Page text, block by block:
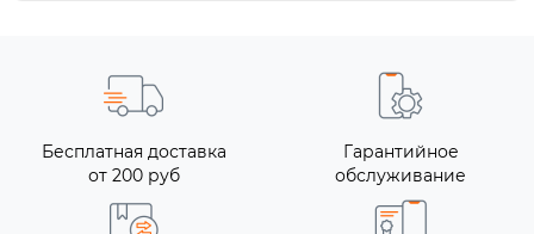
Бесплатная доставка
от 200 руб
Гарантийное
обслуживание